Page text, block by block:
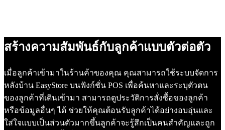
สร้างความสัมพันธ์กับลูกค้าแบบตัวต่อตัว
เมื่อลูกค้าเข้ามาในร้านค้าของคุณ คุณสามารถใช้ระบบจัดการ
หลังบ้าน EasyStore บนฟังก์ชั่น POS เพื่อค้นหาและระบุตัวตน
ของลูกค้าที่เดินเข้ามา สามารถดูประวัติการสั่งซื้อของลูกค้า
หรือข้อมูลอื่นๆ ได้ ช่วยให้คุณต้อนรับลูกค้าได้อย่างอบอุ่นและ
ใส่ใจแบบเป็นส่วนตัวมากขึ้นลูกค้าจะรู้สึกเป็นคนสำคัญและถูก